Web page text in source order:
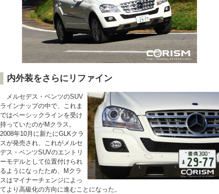
内外装をさらにリファイン
メルセデス・ベンツのSUV
ラインナップの中で、これま
ではベーシックラインを受け
持っていたのがMクラス。
2008年10月に新たにGLKクラ
スが発売され、これがメルセ
デス・ベンツSUVのエントリ
ーモデルとして位置付けられ
るようになったため、Mクラ
スはマイナーチェンジによっ
てより高級化の方向に進むことになった。